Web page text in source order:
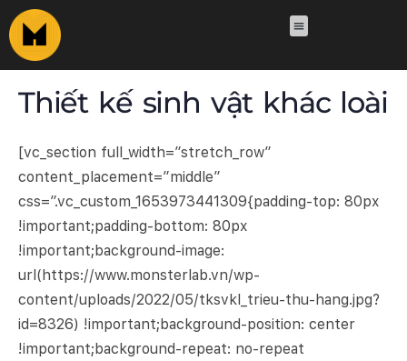
Thiết kế sinh vật khác loài
[vc_section full_width=”stretch_row”
content_placement=”middle”
css=”.vc_custom_1653973441309{padding-top: 80px
!important;padding-bottom: 80px
!important;background-image:
url(https://www.monsterlab.vn/wp-
content/uploads/2022/05/tksvkl_trieu-thu-hang.jpg?
id=8326) !important;background-position: center
!important;background-repeat: no-repeat